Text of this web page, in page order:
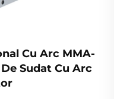
Cu Arc MMA-
Sudat Cu Arc